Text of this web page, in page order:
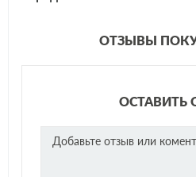
ОТЗЫВЫ
ОСТАВИТЬ